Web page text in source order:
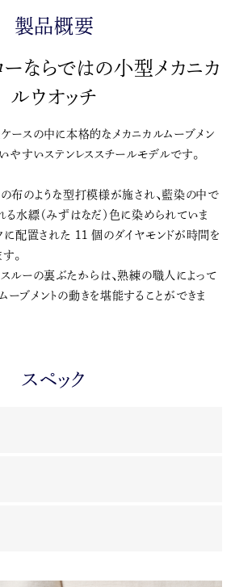
製品概要
ーならではの小型メカニカ
ルウオッチ
ースの中に本格的なメカニカルムーブメン
やすいステンレススチールモデルです。
の布のような型打模様が施され、藍染の中で
水縹（みずはなだ）色に染められていま
に配置された 11 個のダイヤモンドが時間を
。
ルーの裏ぶたからは、熟練の職人によって
ブメントの動きを堪能することができま
スペック